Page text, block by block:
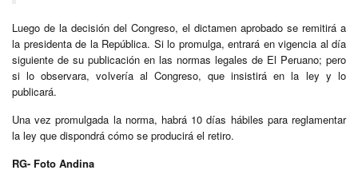
Luego de la decisión del Congreso, el dictamen aprobado se remitirá a
la presidenta de la República. Si lo promulga, entrará en vigencia al día
siguiente de su publicación en las normas legales de El Peruano; pero
si lo observara, volvería al Congreso, que insistirá en la ley y lo
publicará.
Una vez promulgada la norma, habrá 10 días hábiles para reglamentar
la ley que dispondrá cómo se producirá el retiro.
RG- Foto Andina